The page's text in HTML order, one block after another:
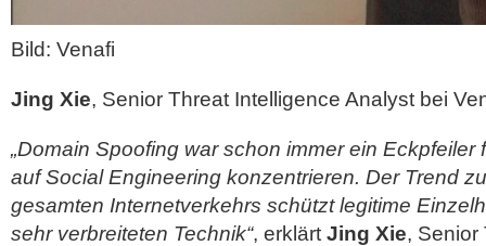
Bild: Venafi
Jing Xie, Senior Threat Intelligence Analyst bei
„Domain Spoofing war schon immer ein Eckpfeiler
auf Social Engineering konzentrieren. Der Trend
gesamten Internetverkehrs schützt legitime
sehr verbreiteten Technik“, erklärt Jing Xie, Senior